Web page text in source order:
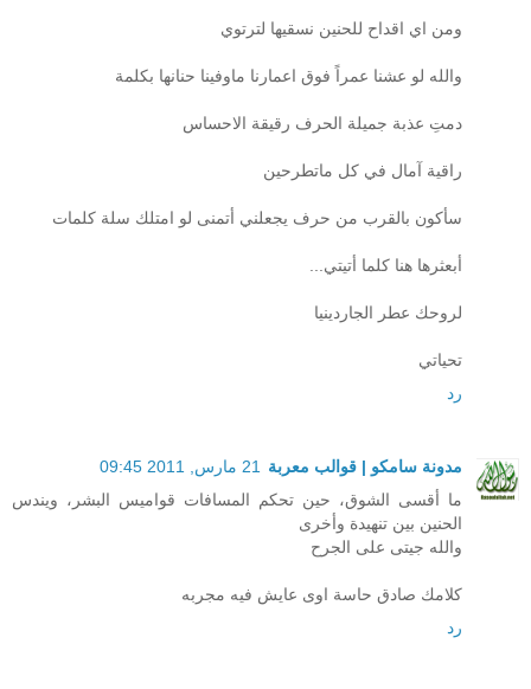
ومن اي اقداح للحنين نسقيها لترتوي
والله لو عشنا عمراً فوق اعمارنا ماوفينا حنانها بكلمة
دمتِ عذبة جميلة الحرف رقيقة الاحساس
راقية آمال في كل ماتطرحين
سأكون بالقرب من حرف يجعلني أتمنى لو امتلك سلة كلمات
أبعثرها هنا كلما أتيتي...
لروحك عطر الجاردينيا
تحياتي
رد
مدونة سامكو | قوالب معربة
21 مارس, 2011 09:45
ما أقسى الشوق، حين تحكم المسافات قواميس البشر، ويندس
الحنين بين تنهيدة وأخرى
والله جيتى على الجرح
كلامك صادق حاسة اوى عايش فيه مجربه
رد